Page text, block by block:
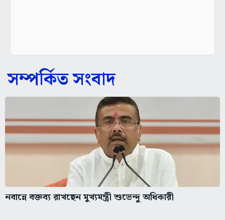
সম্পর্কিত সংবাদ
নবান্নে বক্তব্য রাখছেন মুখ্যমন্ত্রী শুভেন্দু অধিকারী